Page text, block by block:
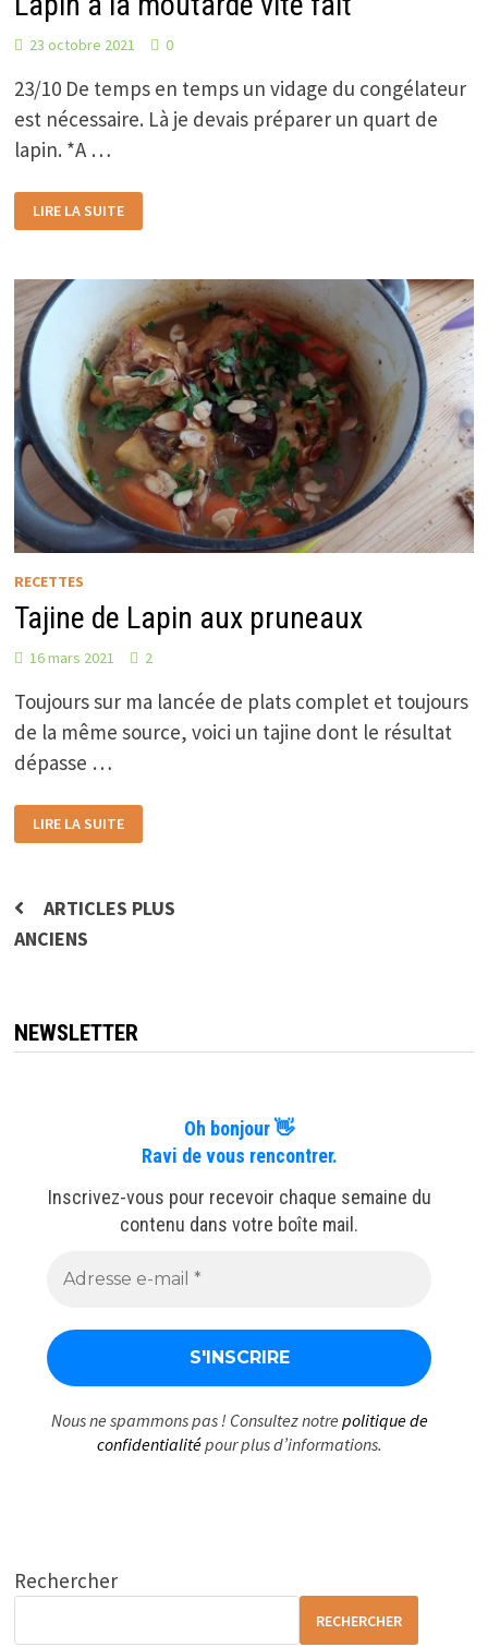
23 octobre 2021 0
23/10 De temps en temps un vidage du congélateur
est nécessaire. Là je devais préparer un quart de
lapin. *A …
À
LA
FAIT
LIRE LA SUITE
RECETTES
Tajine de Lapin aux pruneaux
16 mars 2021 2
Toujours sur ma lancée de plats complet et toujours
de la même source, voici un tajine dont le résultat
dépasse …
DE
LAPIN
LIRE LA SUITE
Navigation
des
ARTICLES PLUS
ANCIENS
NEWSLETTER
Oh bonjour 👋
Ravi de vous rencontrer.
Inscrivez-vous pour recevoir chaque semaine du
contenu dans votre boîte mail.
Nous ne spammons pas ! Consultez notre politique de
confidentialitépour plus d’informations.
Rechercher
RECHERCHER